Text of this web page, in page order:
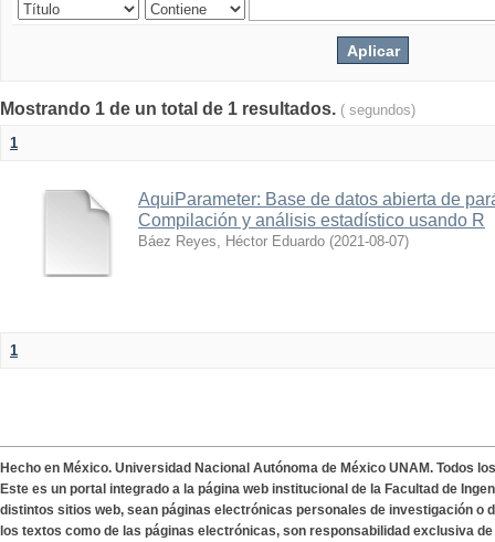
Mostrando 1 de un total de 1 resultados. ( segundos)
1
AquiParameter: Base de datos abierta de
Compilación y análisis estadístico usando R
Báez Reyes, Héctor Eduardo (2021-08-07)
1
Hecho en México. Universidad Nacional Autónoma de México UNAM. Todos
Este es un portal integrado a la página web institucional de la Facultad de
distintos sitios web, sean páginas electrónicas personales de investigación o
los textos como de las páginas electrónicas, son responsabilidad exclusiva